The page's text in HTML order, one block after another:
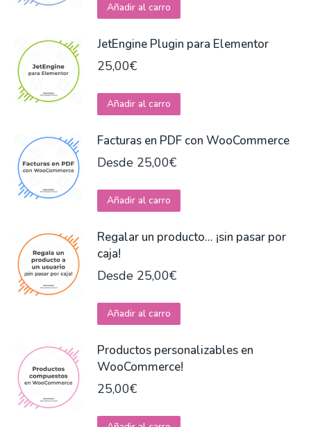
Añadir al carro
JetEngine Plugin para Elementor
25,00€
Añadir al carro
Facturas en PDF con WooCommerce
Desde 25,00€
Añadir al carro
producto
tiene
opciones
se
pueden
elegir
página
Regalar un producto... ¡sin pasar por
caja!
Desde 25,00€
Añadir al carro
producto
tiene
múltiples
opciones
Productos personalizables en
WooCommerce!
25,00€